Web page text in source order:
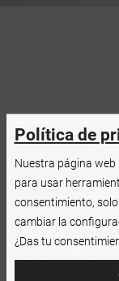
Política de
Nuestra página
para usar
consentimiento,
cambiar la
¿Das tu